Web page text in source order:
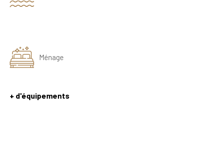
Ménage
+ d'équipements